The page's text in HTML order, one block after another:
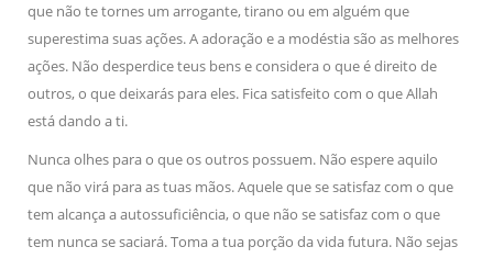
que não te tornes um arrogante, tirano ou em alguém que
superestima suas ações. A adoração e a modéstia são as melhores
ações. Não desperdice teus bens e considera o que é direito de
outros, o que deixarás para eles. Fica satisfeito com o que Allah
está dando a ti.
Nunca olhes para o que os outros possuem. Não espere aquilo
que não virá para as tuas mãos. Aquele que se satisfaz com o que
tem alcança a autossuficiência, o que não se satisfaz com o que
tem nunca se saciará. Toma a tua porção da vida futura. Não sejas